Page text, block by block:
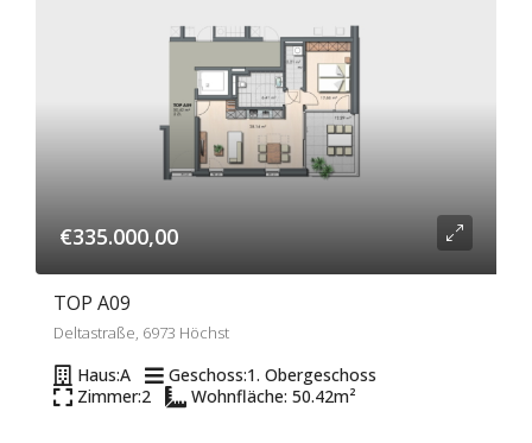
€335.000,00
TOP A09
Deltastraße, 6973 Höchst
Haus:A Geschoss:1. Obergeschoss
Zimmer:2 Wohnfläche: 50.42m²